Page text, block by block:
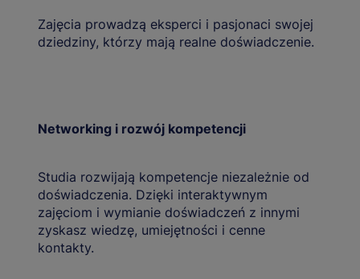
Zajęcia prowadzą eksperci i pasjonaci swojej
dziedziny, którzy mają realne doświadczenie.
Networking i rozwój kompetencji
Studia rozwijają kompetencje niezależnie od
doświadczenia. Dzięki interaktywnym
zajęciom i wymianie doświadczeń z innymi
zyskasz wiedzę, umiejętności i cenne
kontakty.